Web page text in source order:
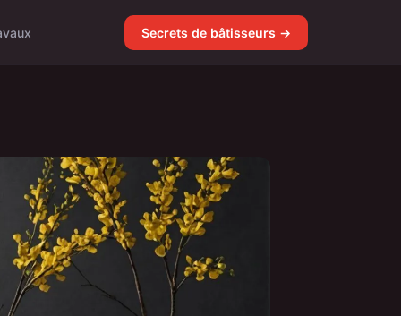
Secrets de bâtisseurs →